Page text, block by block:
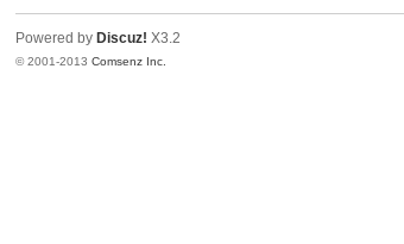
Powered by Discuz! X3.2
© 2001-2013Comsenz Inc.